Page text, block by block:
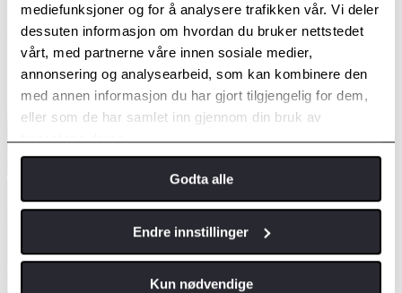
mediefunksjoner og for å analysere trafikken vår. Vi deler
dessuten informasjon om hvordan du bruker nettstedet
vårt, med partnerne våre innen sosiale medier,
annonsering og analysearbeid, som kan kombinere den
med annen informasjon du har gjort tilgjengelig for dem,
eller som de har samlet inn gjennom din bruk av
tjenestene deres.
Godta alle
Endre innstillinger
Kun nødvendige
Ring, strøm media eller angi en navigasjonsdestinasjon på et
øyeblikk via den lyse og responsive 10-tommers berøringsskjermen.
Systemet kan pares med smarttelefonen din på et øyeblikk, og er
kompatibelt med Apple CarPlay og Android Auto, slik at du er
tilkoblet uansett hvor du er.